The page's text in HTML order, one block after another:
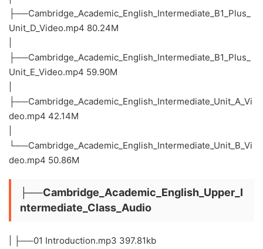
├──Cambridge_Academic_English_Intermediate_B1_Plus_
Unit_D_Video.mp4 80.24M
├──Cambridge_Academic_English_Intermediate_B1_Plus_
Unit_E_Video.mp4 59.90M
├──Cambridge_Academic_English_Intermediate_Unit_A_Vi
deo.mp4 42.14M
└──Cambridge_Academic_English_Intermediate_Unit_B_Vi
deo.mp4 50.86M
├──Cambridge_Academic_English_Upper_I
ntermediate_Class_Audio
| ├──01 Introduction.mp3 397.81kb